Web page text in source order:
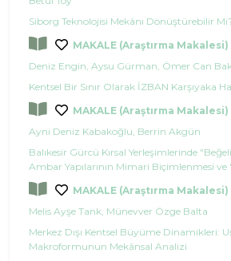
Siborg Teknolojisi Mekânı Dönüştürebilir
MAKALE (Araştırma Makalesi)
Deniz Engin, Aysu Gürman, Ömer Can
Kentsel Bir Sınır Olarak İZBAN Karşıyaka
MAKALE (Araştırma Makalesi)
Ayni Deniz Kabakoğlu, Berrin Akgün
Balıkesir Gürcü Kırsal Yerleşimlerinde
Ambar Yapılarının Mimari Biçimlenmesi ve
MAKALE (Araştırma Makalesi)
Melis Ayşe Tank, Münevver Özge Balta
Merkez Dışı Kentsel Büyüme Dinamikleri:
Makroformunun Mekânsal Analizi